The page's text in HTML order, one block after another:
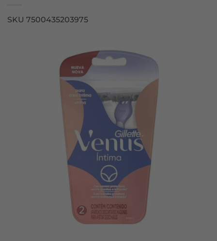
SKU 7500435203975